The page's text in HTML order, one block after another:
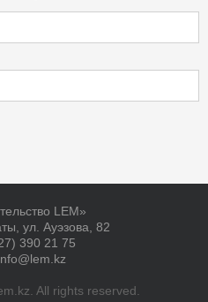
LEM»
ул. Ауэзова, 82
390 21 75
All rights reserved.